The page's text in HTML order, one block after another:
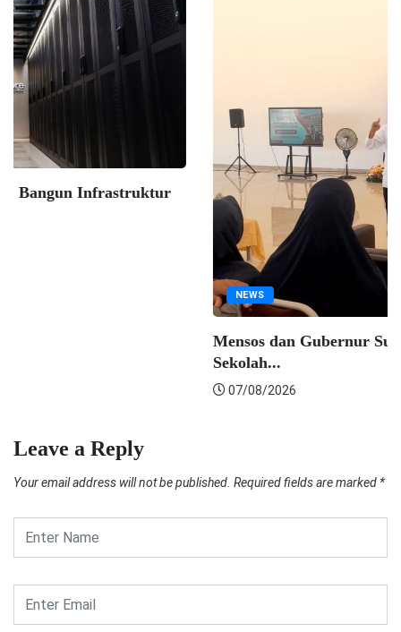
NEWS
Mensos RI; Sekolah Rakyat Siap Tampung Lebih...
Leave a Reply
Your email address will not be published. Required fields are marked *